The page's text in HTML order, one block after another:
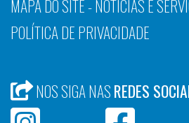
MAPA DO SITE - NOTÍCIAS E
POLÍTICA DE PRIVACIDADE
NOS SIGA NASREDES